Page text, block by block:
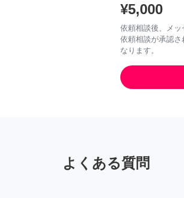
¥5,000
依頼相談後、メッ
依頼相談が承認
なります。
よくある質問